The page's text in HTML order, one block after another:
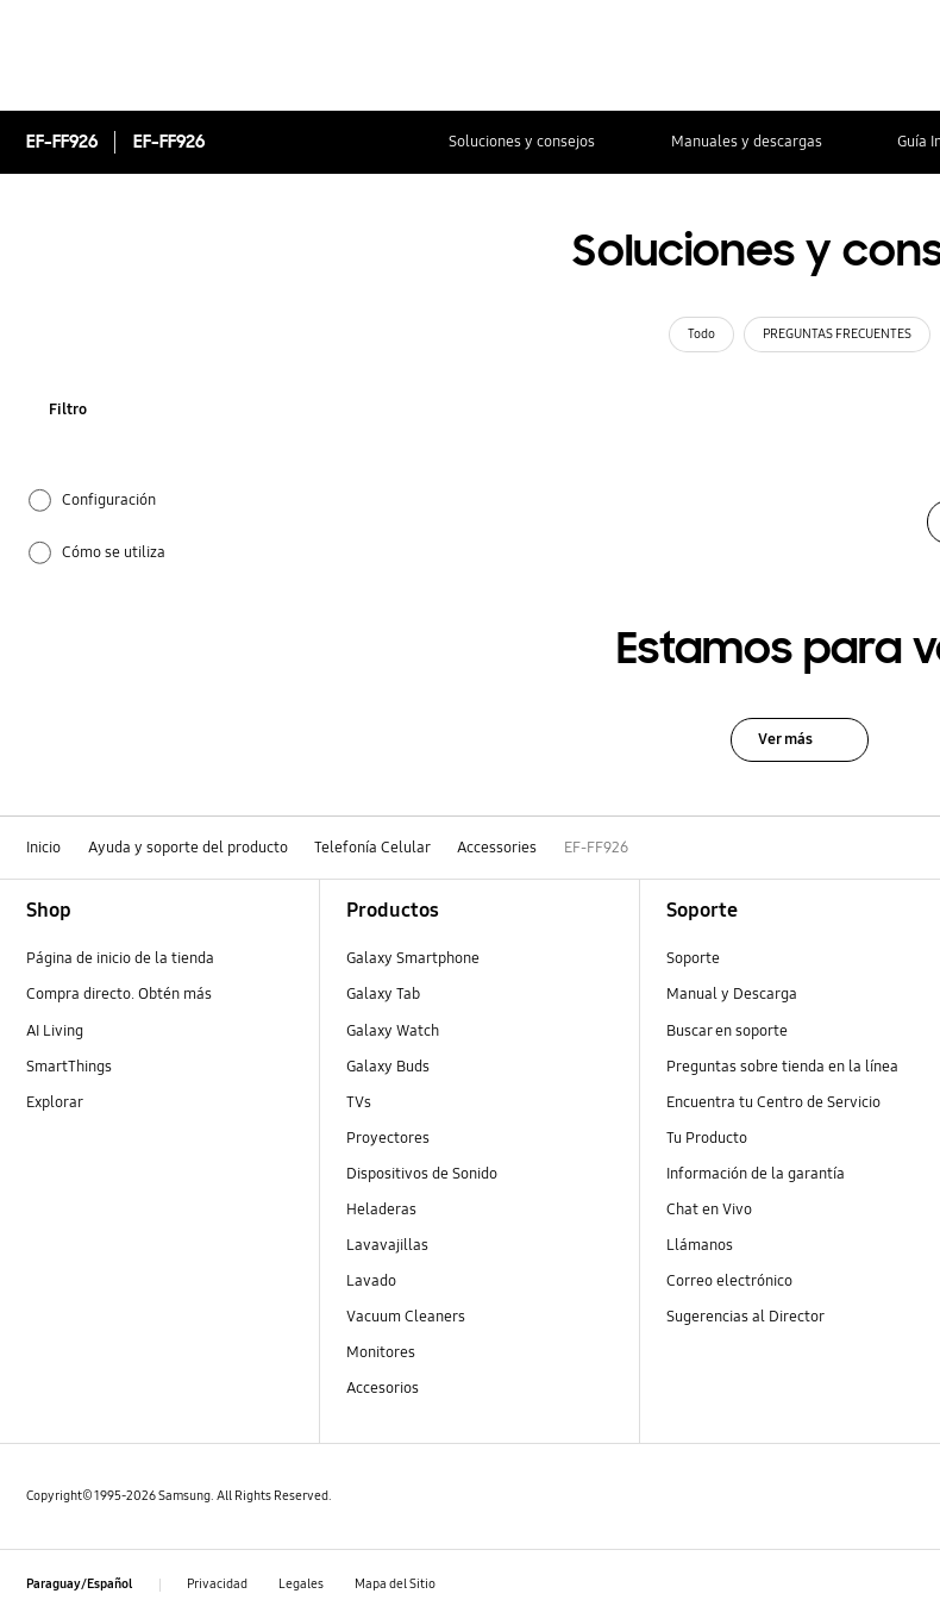
EF-FF926 EF-FF926 Soluciones y consejos Manuales y descargas Guía
Soluciones y
Todo PREGUNTAS FRECUENTES
Filtro
Configuración
Cómo se utiliza
Estamos para
Ver más
Inicio Ayuda y soporte del producto Telefonía Celular Accessories EF-FF926
Shop
Página de inicio de la tienda
Compra directo. Obtén más
AI Living
SmartThings
Explorar
Productos
Galaxy Smartphone
Galaxy Tab
Galaxy Watch
Galaxy Buds
TVs
Proyectores
Dispositivos de Sonido
Heladeras
Lavavajillas
Lavado
Vacuum Cleaners
Monitores
Accesorios
Soporte
Soporte
Manual y Descarga
Buscar en soporte
Preguntas sobre tienda en la línea
Encuentra tu Centro de Servicio
Tu Producto
Información de la garantía
Chat en Vivo
Llámanos
Correo electrónico
Sugerencias al Director
Copyright© 1995-2026 Samsung. All Rights Reserved.
Paraguay/Español Privacidad Legales Mapa del Sitio